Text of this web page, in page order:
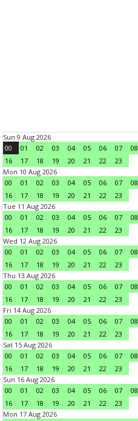
Sun 9 Aug 2026
00
01 02 03 04 05 06 07 08
16
17 18 19 20 21 22
23
Mon 10 Aug 2026
00
01 02 03 04 05 06 07 08
16
17 18 19 20 21 22
23
Tue 11 Aug 2026
00
01 02 03 04 05 06 07 08
16
17 18 19 20 21 22
23
Wed 12 Aug 2026
00
01 02 03 04 05 06 07 08
16
17 18 19 20 21 22
23
Thu 13 Aug 2026
00
01 02 03 04 05 06 07 08
16
17 18 19 20 21 22
23
Fri 14 Aug 2026
00
01 02 03 04 05 06 07 08
16
17 18 19 20 21 22
23
Sat 15 Aug 2026
00
01 02 03 04 05 06 07 08
16
17 18 19 20 21 22
23
Sun 16 Aug 2026
00
01 02 03 04 05 06 07 08
16
17 18 19 20 21 22
23
Mon 17 Aug 2026